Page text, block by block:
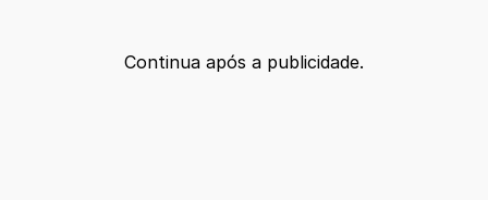
Continua após a publicidade.